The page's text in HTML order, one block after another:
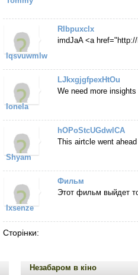
lqsvuwmlw
RIbpuxclx
imdJaA <a
Ionela
LJkxgjgfpexHtOu
We need more
Shyam
hOPoStcUGdwlCA
This airtcle went
Ixsenze
Фильм
Этот фильм выйдет
Сторінки:
Незабаром в кіно